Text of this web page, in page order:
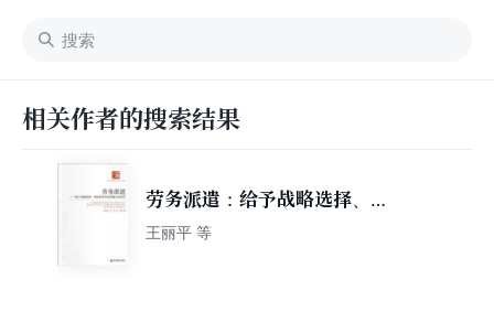
相关作者的搜索结果
劳务派遣：给予战略选择、制
度构型和资源整合的研究
王丽平 等